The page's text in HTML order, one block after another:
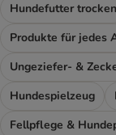
Hundefutter trocken
Produkte für jedes
Ungeziefer- &
Hundespielzeug